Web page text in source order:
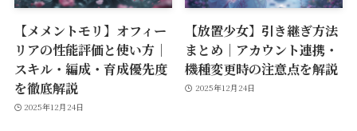
【メメントモリ】オフィー
リアの性能評価と使い方｜
スキル・編成・育成優先度
を徹底解説
2025年12月24日
【放置少女】引き継ぎ方法
まとめ｜アカウント連携・
機種変更時の注意点を解説
2025年12月24日